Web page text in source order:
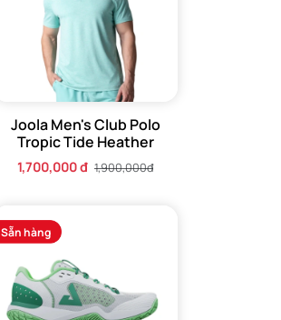
Joola Men's Club Polo
Tropic Tide Heather
1,700,000 đ 1,900,000đ
Sẵn hàng